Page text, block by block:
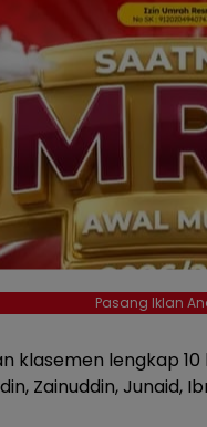
Pasang Iklan
klasemen lengkap 10
Zainuddin, Junaid,